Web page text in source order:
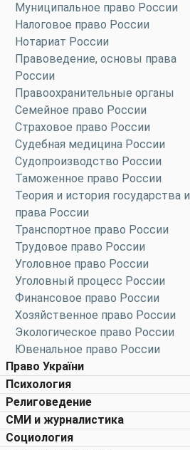
Муниципальное право России
Налоговое право России
Нотариат России
Правоведение, основы права
России
Правоохранительные органы
Семейное право России
Страховое право России
Судебная медицина России
Судопроизводство России
Таможенное право России
Теория и история государства и
права России
Транспортное право России
Трудовое право России
Уголовное право России
Уголовный процесс России
Финансовое право России
Хозяйственное право России
Экологическое право России
Ювенальное право России
Право України
Психология
Религоведение
СМИ и журналистика
Социология